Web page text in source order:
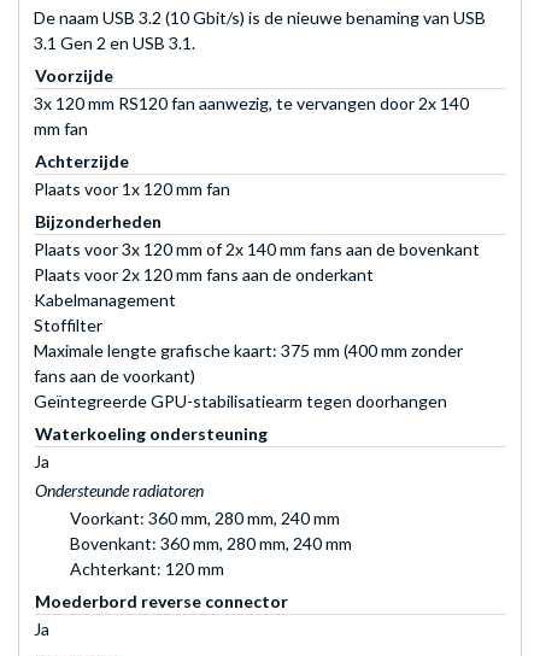
De naam USB 3.2 (10 Gbit/s) is de nieuwe benaming van USB
3.1 Gen 2 en USB 3.1.
Voorzijde
3x 120 mm RS120 fan aanwezig, te vervangen door 2x 140
mm fan
Achterzijde
Plaats voor 1x 120 mm fan
Bijzonderheden
Plaats voor 3x 120 mm of 2x 140 mm fans aan de bovenkant
Plaats voor 2x 120 mm fans aan de onderkant
Kabelmanagement
Stoffilter
Maximale lengte grafische kaart: 375 mm (400 mm zonder
fans aan de voorkant)
Geïntegreerde GPU-stabilisatiearm tegen doorhangen
Waterkoeling ondersteuning
Ja
Ondersteunde radiatoren
Voorkant: 360 mm, 280 mm, 240 mm
Bovenkant: 360 mm, 280 mm, 240 mm
Achterkant: 120 mm
Moederbord reverse connector
Ja